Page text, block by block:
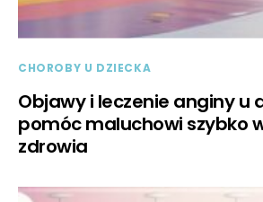
CHOROBY U DZIECKA
Objawy i leczenie anginy u
pomóc maluchowi szybko
zdrowia